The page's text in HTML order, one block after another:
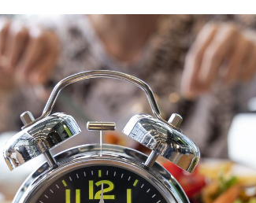
La sieste empêche-t-elle
de dormir la nuit ?